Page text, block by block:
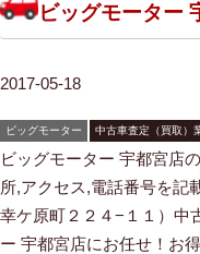
ビッグモーター
2017-05-18
ビッグモーター 中古車査定（買取）
ビッグモーター 宇都宮店
所,アクセス,電話番号を記
幸ケ原町２２４−１１）中
ー 宇都宮店にお任せ！お